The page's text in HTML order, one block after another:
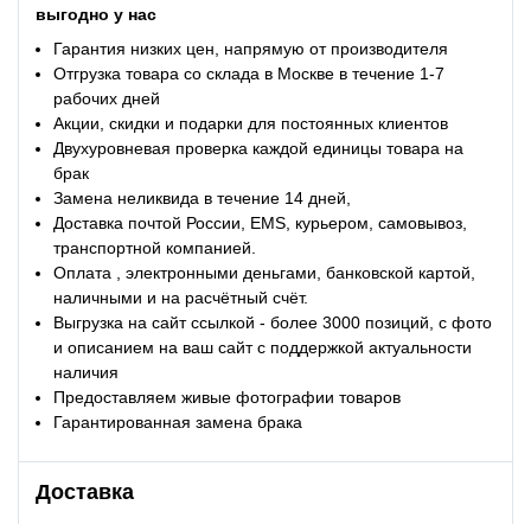
выгодно у нас
Гарантия низких цен, напрямую от производителя
Отгрузка товара со склада в Москве в течение 1-7
рабочих дней
Акции, скидки и подарки для постоянных клиентов
Двухуровневая проверка каждой единицы товара на
брак
Замена неликвида в течение 14 дней,
Доставка почтой России, EMS, курьером, самовывоз,
транспортной компанией.
Оплата , электронными деньгами, банковской картой,
наличными и на расчётный счёт.
Выгрузка на сайт ссылкой - более 3000 позиций, с фото
и описанием на ваш сайт с поддержкой актуальности
наличия
Предоставляем живые фотографии товаров
Гарантированная замена брака
Доставка